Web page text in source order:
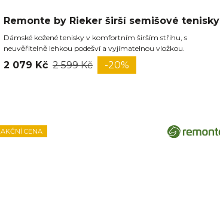
Remonte by Rieker širší semišové tenisky
Dámské kožené tenisky v komfortním širším střihu, s
neuvěřitelně lehkou podešví a vyjímatelnou vložkou.
2 079 Kč 2 599 Kč -20%
AKČNÍ CENA